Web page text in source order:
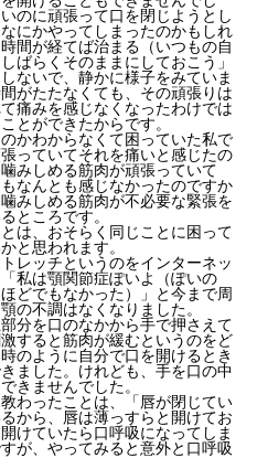
のに頑張って口を閉じようとし
にかやってしまったのかもしれ
間が経てば治まる（いつもの自
ばらくそのままにしておこう」
ないで、静かに様子をみていま
がたたなくても、その頑張りは
痛みを感じなくなったわけでは
とができたからです。
かわからなくて困っていた私で
っていてそれを痛いと感じたの
みしめる筋肉が頑張っていて
なんとも感じなかったのですか
みしめる筋肉が不必要な緊張を
ところです。
は、おそらく同じことに困って
と思われます。
レッチというのをインターネッ
私は顎関節症ぽいよ（ぽいの
どでもなかった）」と今まで周
の不調はなくなりました。
分を口のなかから手で押さえて
すると筋肉が緩むというのをど
のように自分で口を開けるとき
ました。けれども、手を口の中
きませんでした。
わったことは、「唇が閉じてい
から、唇は薄っすらと開けてお
けていたら口呼吸になってしま
が、やってみると意外と口呼吸